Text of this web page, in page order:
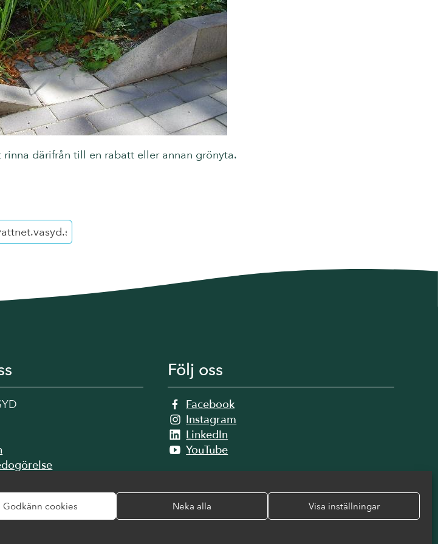
Godkänn cookies Neka alla Visa inställningar
därifrån till en rabatt eller annan grönyta.
Följ oss
Facebook
Instagram
LinkedIn
YouTube